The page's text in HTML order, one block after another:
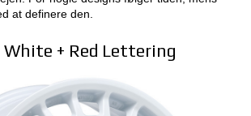
at definere den.
White + Red Lettering